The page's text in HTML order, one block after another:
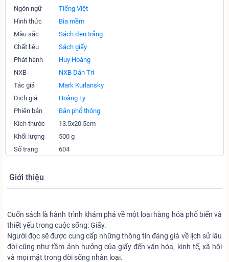
Ngôn ngữ
Tiếng Việt
Hình thức
Bìa mềm
Màu sắc
Sách đen trắng
Chất liệu
Sách giấy
Phát hành
Huy Hoàng
NXB
NXB Dân Trí
Tác giả
Mark Kurlansky
Dịch giả
Hoàng Ly
Phiên bản
Bản phổ thông
Kích thước
13.5x20.5cm
Khối lượng
500 g
Số trang
604
Giới thiệu
Cuốn sách là hành trình khám phá về một loại hàng hóa phổ biến và
thiết yếu trong cuộc sống: Giấy.
Người đọc sẽ được cung cấp những thông tin đáng giá về lịch sử lâu
đời cũng như tầm ảnh hưởng của giấy đến văn hóa, kinh tế, xã hội
và mọi mặt trong đời sống nhân loại.